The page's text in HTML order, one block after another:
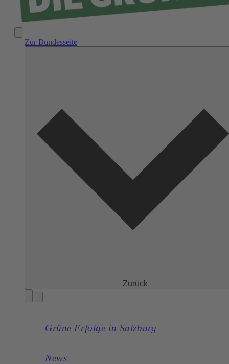
Zur Bundesseite
Zurück
Grüne Erfolge in Salzburg
News